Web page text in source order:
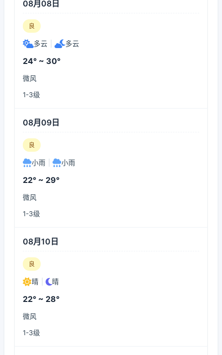
08月08日
良
多云 多云
24° ~ 30°
微风
1-3级
08月09日
良
小雨 小雨
22° ~ 29°
微风
1-3级
08月10日
良
晴 晴
22° ~ 28°
微风
1-3级